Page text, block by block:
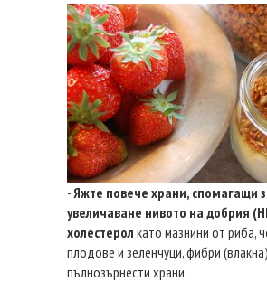
-Яжте повече храни, спомагащи
увеличаване нивото на добрия
холестерол като мазнини от риба,
плодове и зеленчуци, фибри
пълнозърнести храни.